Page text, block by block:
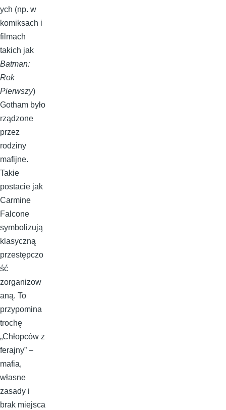
ych (np. w
komiksach i
filmach
takich jak
Batman:
Rok
Pierwszy)
Gotham było
rządzone
przez
rodziny
mafijne.
Takie
postacie jak
Carmine
Falcone
symbolizują
klasyczną
przestępczo
ść
zorganizow
aną. To
przypomina
trochę
„Chłopców z
ferajny” –
mafia,
własne
zasady i
brak miejsca